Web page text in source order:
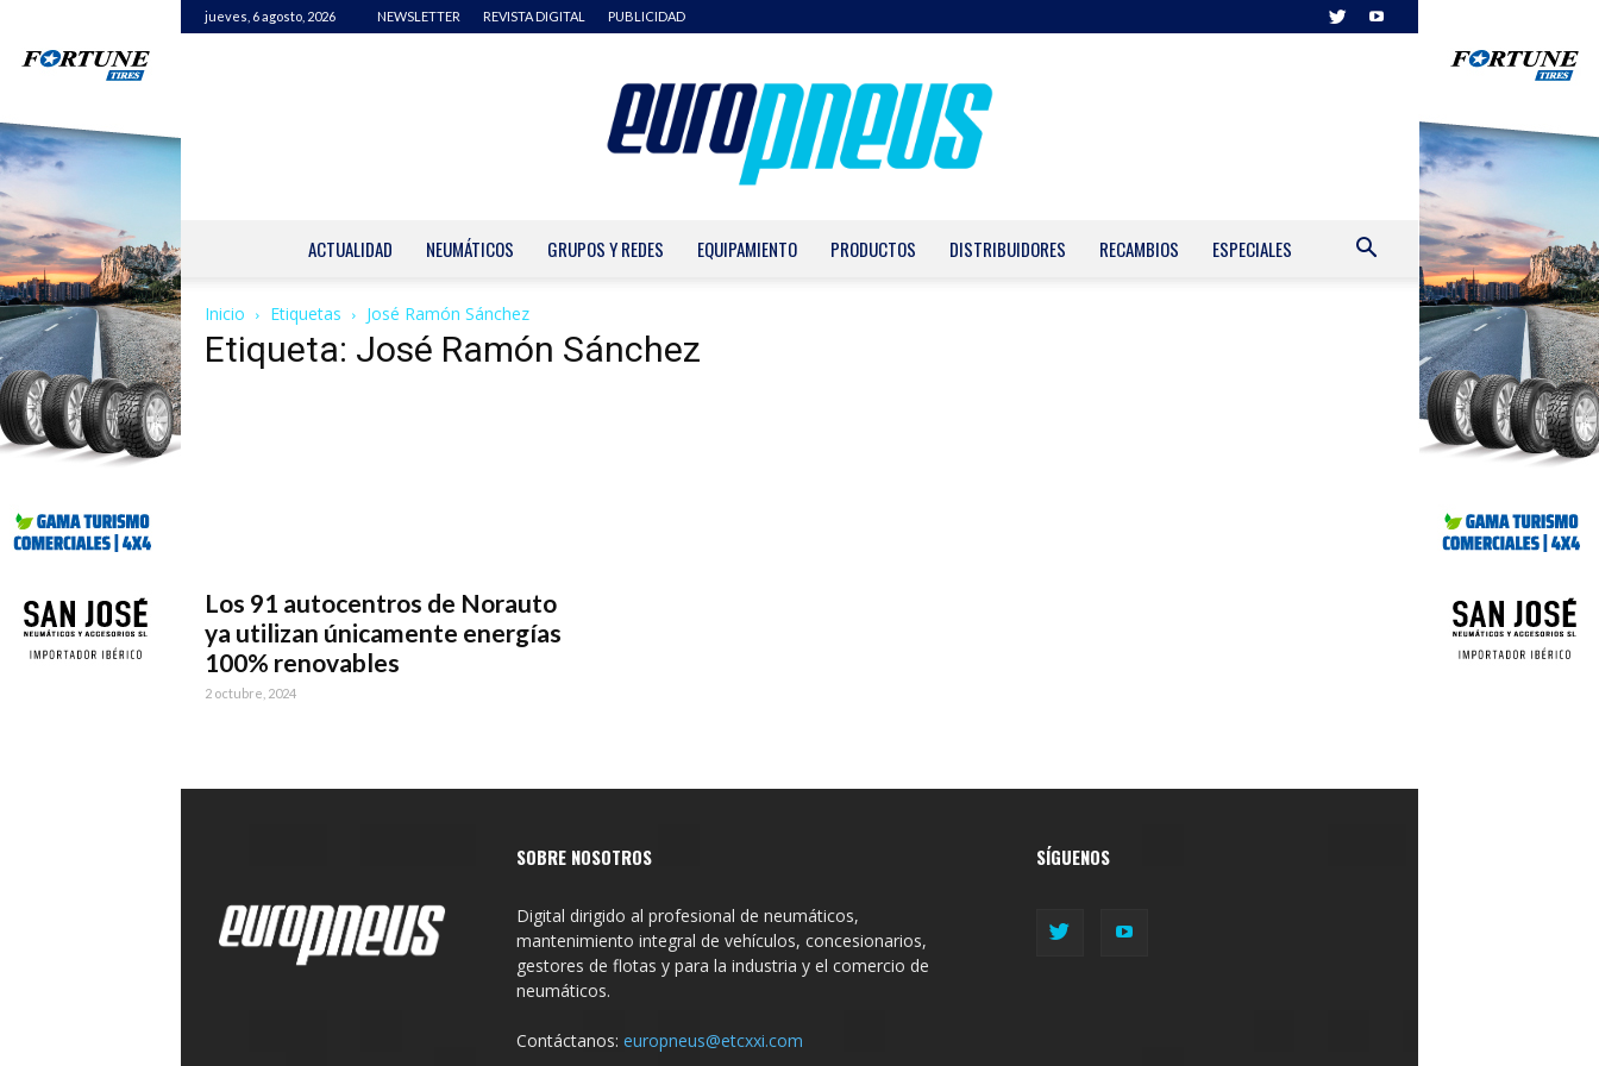
jueves, 6 agosto, 2026 NEWSLETTER REVISTA DIGITAL PUBLICIDAD
ACTUALIDAD NEUMÁTICOS GRUPOS Y REDES EQUIPAMIENTO PRODUCTOS DISTRIBUIDORES RECAMBIOS ESPECIALES
Inicio Etiquetas José Ramón Sánchez
Etiqueta: José Ramón Sánchez
Los 91 autocentros de Norauto
ya utilizan únicamente energías
100% renovables
2 octubre, 2024
SOBRE NOSOTROS
Digital dirigido al profesional de neumáticos,
mantenimiento integral de vehículos, concesionarios,
gestores de flotas y para la industria y el comercio de
neumáticos.
Contáctanos: europneus@etcxxi.com
SÍGUENOS